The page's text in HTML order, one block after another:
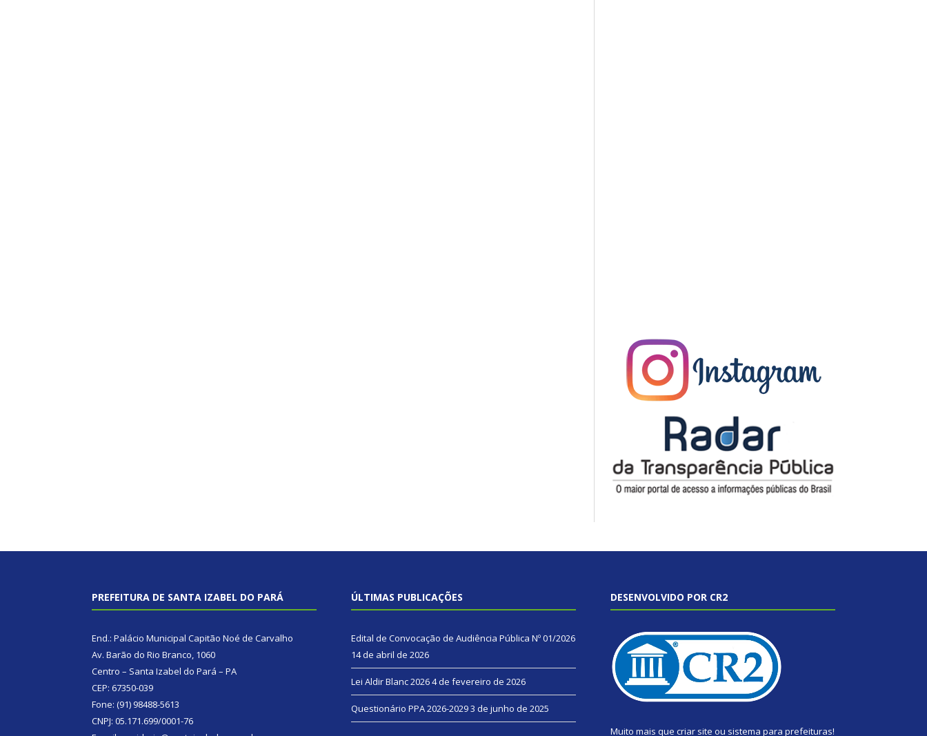
PREFEITURA DE SANTA IZABEL DO PARÁ
End.: Palácio Municipal Capitão Noé de Carvalho
Av. Barão do Rio Branco, 1060
Centro – Santa Izabel do Pará – PA
CEP: 67350-039
Fone: (91) 98488-5613
CNPJ: 05.171.699/0001-76
ÚLTIMAS PUBLICAÇÕES
Edital de Convocação de Audiência Pública Nº 01/2026
14 de abril de 2026
Lei Aldir Blanc 20264 de fevereiro de 2026
Questionário PPA 2026-20293 de junho de 2025
DESENVOLVIDO POR CR2
Muito mais que criar site ou sistema para prefeituras!